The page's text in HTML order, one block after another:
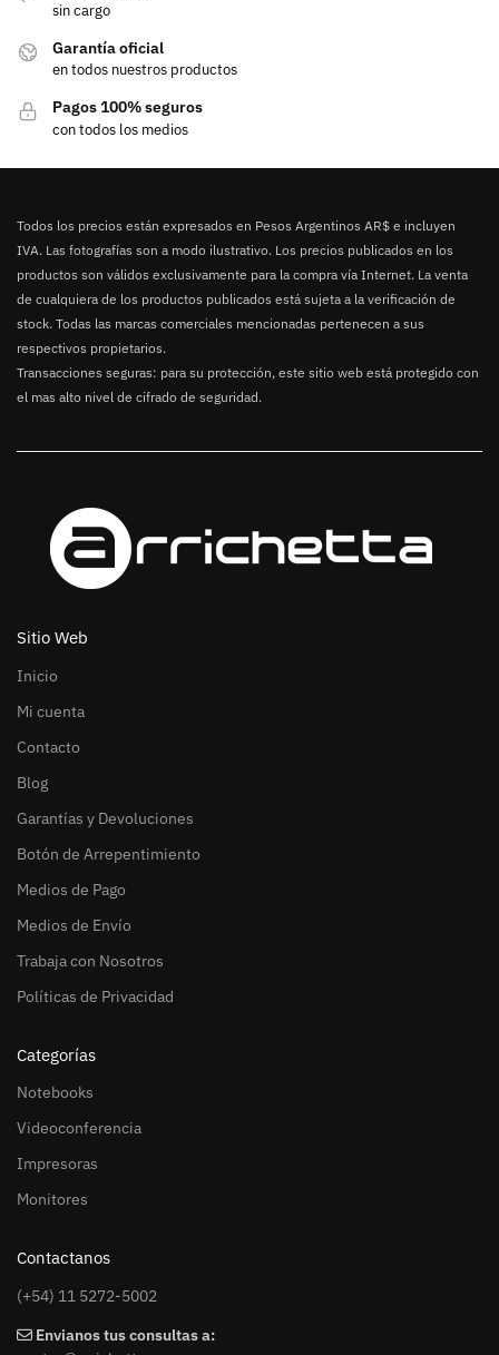
sin cargo
Garantía oficial
en todos nuestros productos
Pagos 100% seguros
con todos los medios
Todos los precios están expresados en Pesos Argentinos AR$ e incluyen
IVA. Las fotografías son a modo ilustrativo. Los precios publicados en los
productos son válidos exclusivamente para la compra vía Internet. La venta
de cualquiera de los productos publicados está sujeta a la verificación de
stock. Todas las marcas comerciales mencionadas pertenecen a sus
respectivos propietarios.
Transacciones seguras: para su protección, este sitio web está protegido con
el mas alto nivel de cifrado de seguridad.
Sitio Web
Inicio
Mi cuenta
Contacto
Blog
Garantías y Devoluciones
Botón de Arrepentimiento
Medios de Pago
Medios de Envío
Trabaja con Nosotros
Políticas de Privacidad
Categorías
Notebooks
Videoconferencia
Impresoras
Monitores
Contactanos
(+54) 11 5272-5002
Envianos tus consultas a: